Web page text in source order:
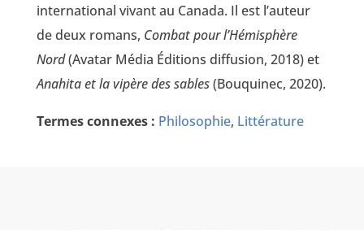
international vivant au Canada. Il est l’auteur
de deux romans, Combat pour l’Hémisphère
Nord(Avatar Média Éditions diffusion, 2018) et
Anahita et la vipère des sables(Bouquinec, 2020).
Termes connexes : Philosophie, Littérature